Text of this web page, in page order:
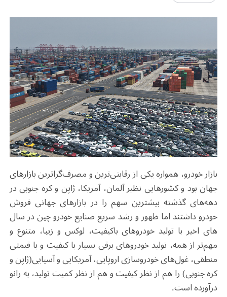
بازار خودرو، همواره یکی از رقابتی‌ترین و مصرف‌‎گراترین بازارهای
جهان بود و کشورهایی نظیر آلمان، آمریکا، ژاپن و کره جنوبی در
دهه‌های گذشته بیشترین سهم را در بازارهای جهانی فروش
خودرو داشتند اما ظهور و رشد سریع صنایع خودرو چین در سال
های اخیر با تولید خودروهای باکیفیت، لوکس و زیبا، متنوع و
مهم‌تر از همه، تولید خودروهای برقی بسیار با کیفیت و با قیمتی
منطقی، غول‌های خودروسازی اروپایی، آمریکایی و آسیایی(ژاپن و
کره جنوبی) را هم از نظر کیفیت و هم از نظر کمیت تولید، به زانو
درآورده است.